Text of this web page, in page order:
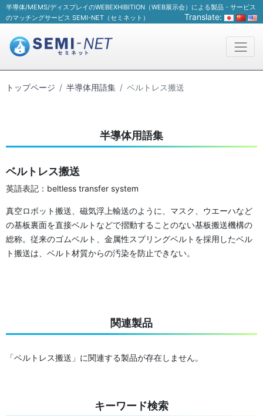
半導体/MEMS/ディスプレイのWEBEXHIBITION（WEB展示会）による製品・サービス
のマッチングサービス SEMI-NET（セミネット）
Translate:
トップページ 半導体用語集 ベルトレス搬送
半導体用語集
ベルトレス搬送
英語表記：beltless transfer system
真空ロボット搬送、磁気浮上輸送のように、マスク、ウエーハなど
の基板裏面を直接ベルトなどで摺動することのない基板搬送機構の
総称。従来のゴムベルト、金属性スプリングベルトを採用したベル
ト搬送は、ベルト材質からの汚染を防止できない。
関連製品
「ベルトレス搬送」に関連する製品が存在しません。
キーワード検索